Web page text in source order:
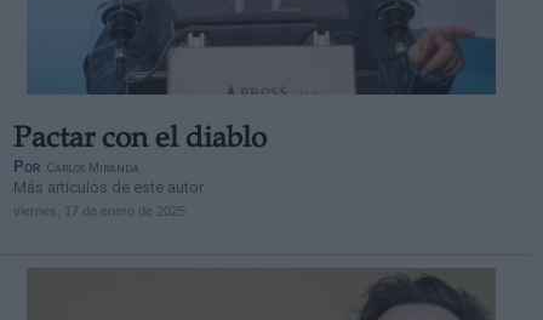
Pactar con el diablo
Por Carlos Miranda
Más artículos de este autor
viernes, 17 de enero de 2025
Derechos: